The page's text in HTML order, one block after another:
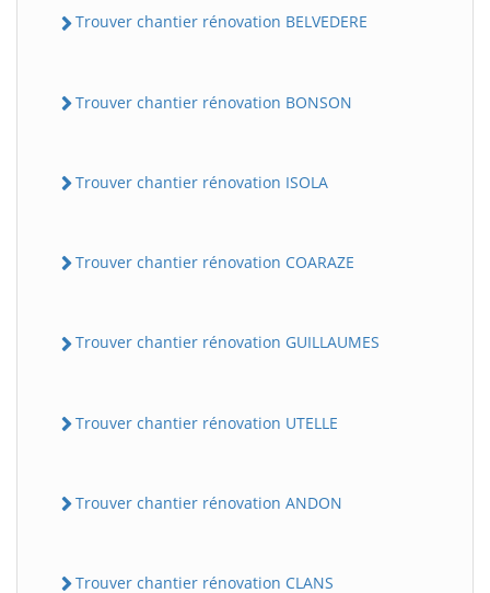
Trouver chantier rénovation BELVEDERE
Trouver chantier rénovation BONSON
Trouver chantier rénovation ISOLA
Trouver chantier rénovation COARAZE
Trouver chantier rénovation GUILLAUMES
Trouver chantier rénovation UTELLE
Trouver chantier rénovation ANDON
Trouver chantier rénovation CLANS
BatiWebPro